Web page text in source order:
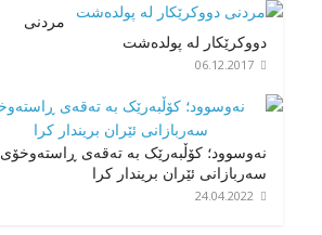
مردنی
دووکرێکار لە پولدەشت
06.12.2017
نەوسوود؛ کۆڵبەرێک بە تەقەی ڕاستەوخۆی
سەربازانی ئێران بریندار کرا
24.04.2022